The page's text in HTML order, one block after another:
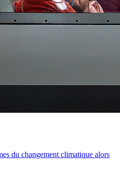
du changement climatique alors